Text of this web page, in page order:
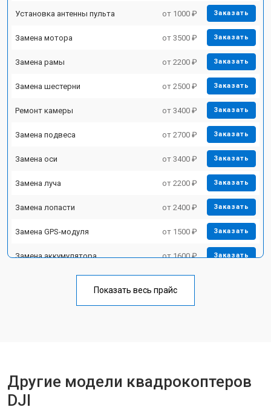
Установка антенны пульта от 1000 ₽ Заказать
Замена мотора от 3500 ₽ Заказать
Замена рамы от 2200 ₽ Заказать
Замена шестерни от 2500 ₽ Заказать
Ремонт камеры от 3400 ₽ Заказать
Замена подвеса от 2700 ₽ Заказать
Замена оси от 3400 ₽ Заказать
Замена луча от 2200 ₽ Заказать
Замена лопасти от 2400 ₽ Заказать
Замена GPS-модуля от 1500 ₽ Заказать
Замена аккумулятора от 1600 ₽ Заказать
от 1800 ₽
Показать весь прайс
Другие модели квадрокоптеров
DJI